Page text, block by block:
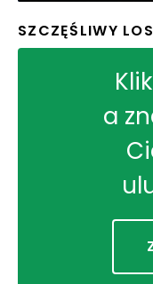
SZCZĘŚLIWY LOS
a